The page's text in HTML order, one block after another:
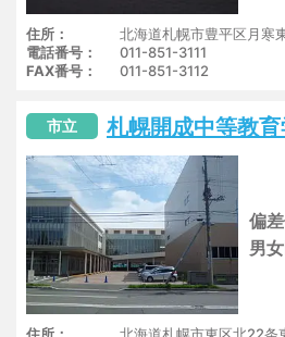
住所
北海道札幌市豊平区月寒
電話番号
011-851-3111
FAX番号
011-851-3112
市立 札幌開成中等教
偏
男